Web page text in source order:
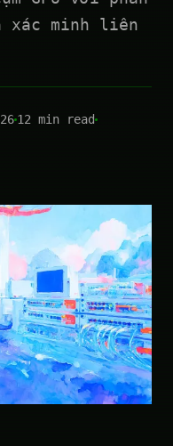
xác minh liên
12 min read